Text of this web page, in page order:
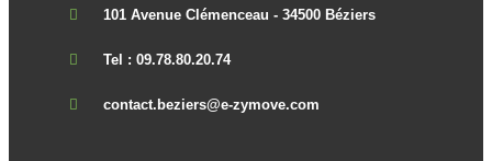
101 Avenue Clémenceau - 34500 Béziers
Tel : 09.78.80.20.74
contact.beziers@e-zymove.com